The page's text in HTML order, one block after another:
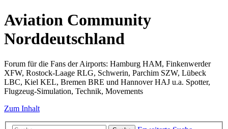
Aviation Community
Norddeutschland
Forum für die Fans der Airports: Hamburg HAM, Finkenwerder
XFW, Rostock-Laage RLG, Schwerin, Parchim SZW, Lübeck
LBC, Kiel KEL, Bremen BRE und Hannover HAJ u.a. Spotter,
Flugzeug-Simulation, Technik, Movements
Zum Inhalt